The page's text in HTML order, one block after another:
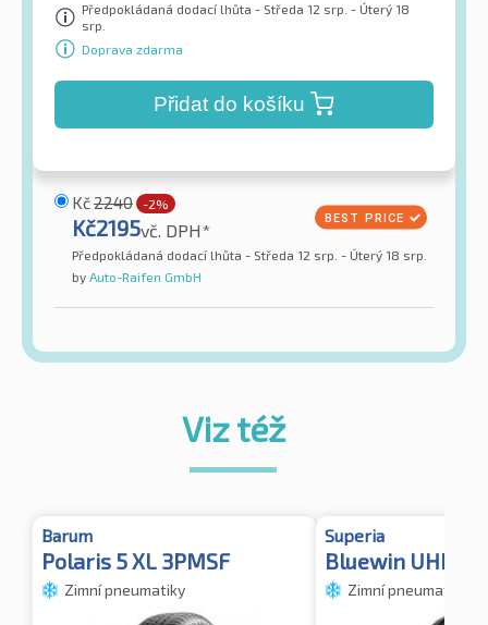
Předpokládaná dodací lhůta - Středa 12 srp. - Úterý 18
srp.
Doprava zdarma
Přidat do košíku
Kč2240 -2%
Kč2195vč. DPH*
Předpokládaná dodací lhůta - Středa 12 srp. - Úterý 18 srp.
by Auto-Raifen GmbH
Viz též
Barum
Polaris 5 XL 3PMSF
Zimní pneumatiky
Superia
Bluewin UHP XL
Zimní pneumatiky